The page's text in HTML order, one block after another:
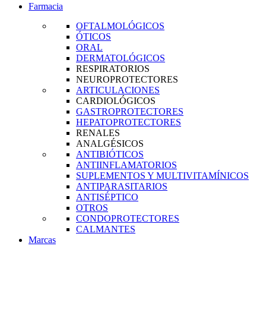
Farmacia
OFTALMOLÓGICOS
ÓTICOS
ORAL
DERMATOLÓGICOS
RESPIRATORIOS
NEUROPROTECTORES
ARTICULACIONES
CARDIOLÓGICOS
GASTROPROTECTORES
HEPATOPROTECTORES
RENALES
ANALGÉSICOS
ANTIBIÓTICOS
ANTIINFLAMATORIOS
SUPLEMENTOS Y MULTIVITAMÍNICOS
ANTIPARASITARIOS
ANTISÉPTICO
OTROS
CONDOPROTECTORES
CALMANTES
Marcas